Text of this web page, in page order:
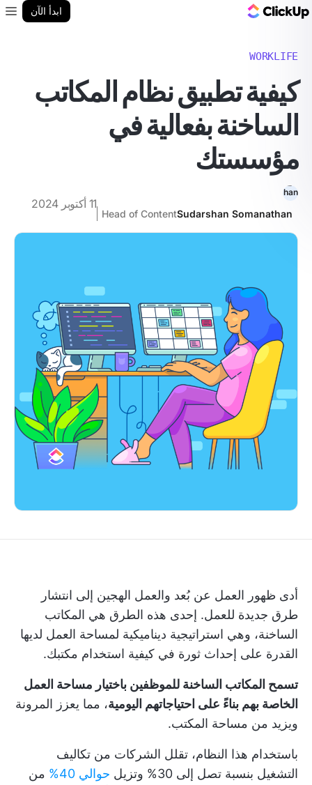
ابدأ الآن
WORKLIFE
كيفية تطبيق نظام المكاتب
الساخنة بفعالية في
مؤسستك
Sudarshan Somanathan
Head of Content
11 أكتوبر 2024
أدى ظهور العمل عن بُعد والعمل الهجين إلى انتشار
طرق جديدة للعمل. إحدى هذه الطرق هي المكاتب
الساخنة، وهي استراتيجية ديناميكية لمساحة العمل لديها
القدرة على إحداث ثورة في كيفية استخدام مكتبك.
تسمح المكاتب الساخنة للموظفين باختيار مساحة العمل
الخاصة بهم بناءً على احتياجاتهم اليومية، مما يعزز المرونة
ويزيد من مساحة المكتب.
باستخدام هذا النظام، تقلل الشركات من تكاليف
التشغيل بنسبة تصل إلى 30% وتزيل
حوالي 40%
من